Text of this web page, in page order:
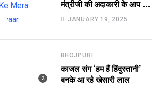
मंत्रीजी की अदाकारी के आप भी
हो जाएंगे फैन, यकीं न हो तो
भूमिका
JANUARY 19, 2025
BHOJPURI
काजल संग ‘हम हैं हिंदुस्तानी’
बनके आ रहे खेसारी लाल